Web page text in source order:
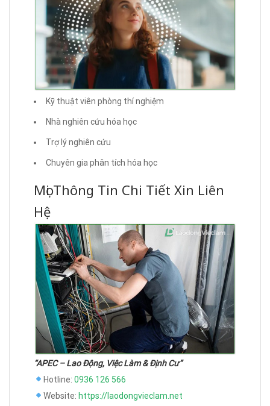
Kỹ thuật viên phòng thí nghiệm
Nhà nghiên cứu hóa học
Trợ lý nghiên cứu
Chuyên gia phân tích hóa học
Mọi Thông Tin Chi Tiết Xin Liên
Hệ
“APEC – Lao Động, Việc Làm & Định Cư”
Hotline: 0936 126 566
Website: https://laodongvieclam.net